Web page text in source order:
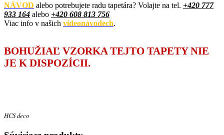
NÁVOD alebo potrebujete radu tapetára? Volajte na tel. +420 777
933 164 alebo +420 608 813 756
Viac info v našich videonávodech.
BOHUŽIAĽ VZORKA TEJTO TAPETY NIE
JE K DISPOZÍCII.
HCS deco